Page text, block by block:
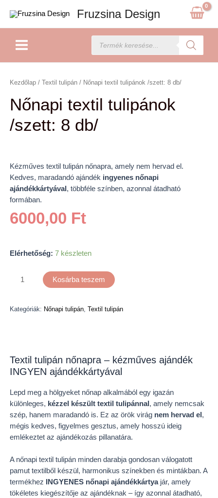
content
Fruzsina Design
Products
search
Kezdőlap / Textil tulipán / Nőnapi textil tulipánok /szett: 8 db/
Nőnapi textil tulipánok
/szett: 8 db/
Kézműves textil tulipán nőnapra, amely nem hervad el.
Kedves, maradandó ajándék ingyenes nőnapi
ajándékkártyával , többféle színben, azonnal átadható
formában.
6000,00 Ft
Elérhetőség: 7 készleten
textil
/szett:
8
db/
Kosárba teszem
Kategóriák: Nőnapi tulipán Textil tulipán
Textil tulipán nőnapra – kézműves ajándék
INGYEN ajándékkártyával
Lepd meg a hölgyeket nőnap alkalmából egy igazán
különleges, kézzel készült textil tulipánnal , amely nemcsak
szép, hanem maradandó is. Ez az örök virág nem hervad el ,
mégis kedves, figyelmes gesztus, amely hosszú ideig
emlékeztet az ajándékozás pillanatára.
A nőnapi textil tulipán minden darabja gondosan válogatott
pamut textilből készül, harmonikus színekben és mintákban. A
termékhez
INGYENES nőnapi ajándékkártyajár, amely
tökéletes kiegészítője az ajándéknak – így azonnal átadható,